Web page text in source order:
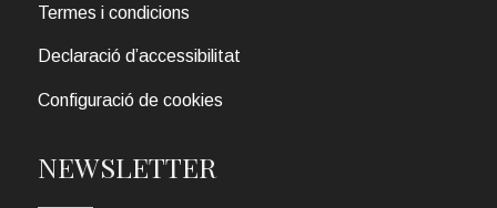
Termes i condicions
Declaració d’accessibilitat
Configuració de cookies
NEWSLETTER